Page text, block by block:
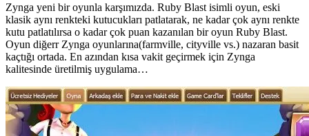
Zynga yeni bir oyunla karşımızda. Ruby Blast isimli oyun, eski
klasik aynı renkteki kutucukları patlatarak, ne kadar çok aynı renkte
kutu patlatılırsa o kadar çok puan kazanılan bir oyun Ruby Blast.
Oyun diğerr Zynga oyunlarına(farmville, cityville vs.) nazaran basit
kaçtığı ortada. En azından kısa vakit geçirmek için Zynga
kalitesinde üretilmiş uygulama…